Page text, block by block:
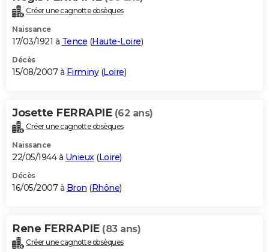
Créer une cagnotte obsèques
Naissance
17/03/1921 à Tence (Haute-Loire)
Décès
15/08/2007 à Firminy(Loire)
Josette FERRAPIE (62 ans)
Créer une cagnotte obsèques
Naissance
22/05/1944 à Unieux(Loire)
Décès
16/05/2007 à Bron (Rhône)
Rene FERRAPIE (83 ans)
Créer une cagnotte obsèques